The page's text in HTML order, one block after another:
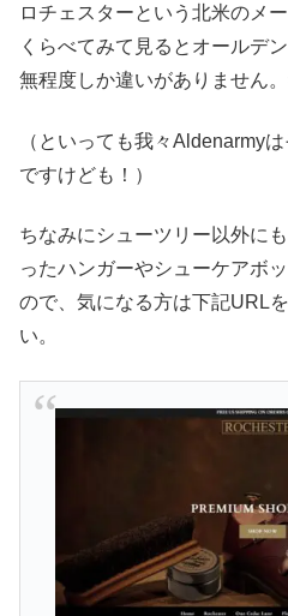
ロチェスターという北米のメ
くらべてみて見るとオールデ
無程度しか違いがありません
（といっても我々Aldenarmy
ですけども！）
ちなみにシューツリー以外に
ったハンガーやシューケアボ
ので、気になる方は下記URL
い。